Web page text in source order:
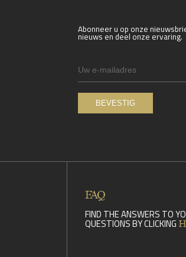
Abonneer u op onze
nieuws en deel onze ervaring.
FAQ
FIND THE ANSWERS TO
QUESTIONS BY CLICKING